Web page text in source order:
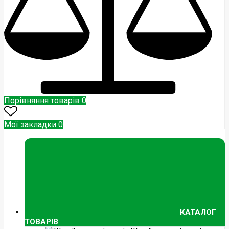
Порівняння товарів 0
Мої закладки 0
КАТАЛОГ
ТОВАРІВ